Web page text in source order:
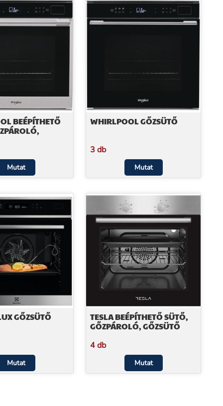
BEÉPÍTHETŐ
Mutat
WHIRLPOOL GŐZSÜTŐ
3 db
Mutat
GŐZSÜTŐ
Mutat
TESLA BEÉPÍTHETŐ SÜTŐ,
GŐZPÁROLÓ, GŐZSÜTŐ
4 db
Mutat